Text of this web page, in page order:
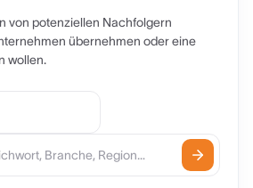
von potenziellen Nachfolgern
übernehmen oder eine
wollen.